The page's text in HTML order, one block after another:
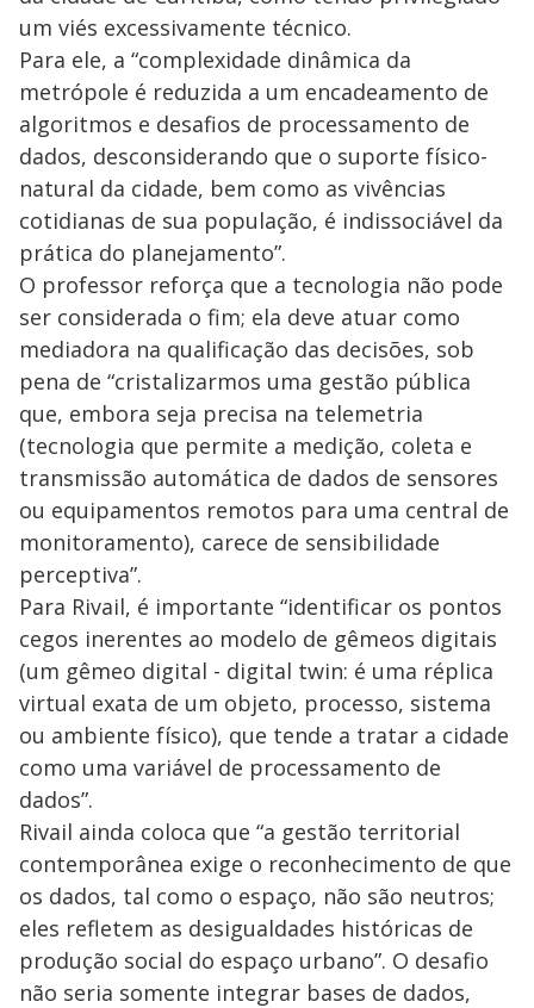
um viés excessivamente técnico.
Para ele, a “complexidade dinâmica da
metrópole é reduzida a um encadeamento de
algoritmos e desafios de processamento de
dados, desconsiderando que o suporte físico-
natural da cidade, bem como as vivências
cotidianas de sua população, é indissociável da
prática do planejamento”.
O professor reforça que a tecnologia não pode
ser considerada o fim; ela deve atuar como
mediadora na qualificação das decisões, sob
pena de “cristalizarmos uma gestão pública
que, embora seja precisa na telemetria
(tecnologia que permite a medição, coleta e
transmissão automática de dados de sensores
ou equipamentos remotos para uma central de
monitoramento), carece de sensibilidade
perceptiva”.
Para Rivail, é importante “identificar os pontos
cegos inerentes ao modelo de gêmeos digitais
(um gêmeo digital - digital twin: é uma réplica
virtual exata de um objeto, processo, sistema
ou ambiente físico), que tende a tratar a cidade
como uma variável de processamento de
dados”.
Rivail ainda coloca que “a gestão territorial
contemporânea exige o reconhecimento de que
os dados, tal como o espaço, não são neutros;
eles refletem as desigualdades históricas de
produção social do espaço urbano”. O desafio
não seria somente integrar bases de dados,